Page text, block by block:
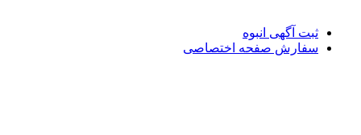
ثبت آگهی انبوه
سفارش صفحه اختصاصی